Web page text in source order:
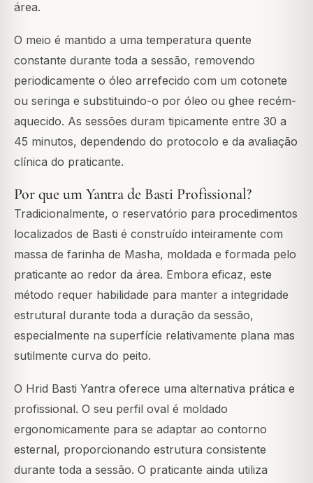
área.
O meio é mantido a uma temperatura quente
constante durante toda a sessão, removendo
periodicamente o óleo arrefecido com um cotonete
ou seringa e substituindo-o por óleo ou ghee recém-
aquecido. As sessões duram tipicamente entre 30 a
45 minutos, dependendo do protocolo e da avaliação
clínica do praticante.
Por que um Yantra de Basti Profissional?
Tradicionalmente, o reservatório para procedimentos
localizados de Basti é construído inteiramente com
massa de farinha de Masha, moldada e formada pelo
praticante ao redor da área. Embora eficaz, este
método requer habilidade para manter a integridade
estrutural durante toda a duração da sessão,
especialmente na superfície relativamente plana mas
sutilmente curva do peito.
O Hrid Basti Yantra oferece uma alternativa prática e
profissional. O seu perfil oval é moldado
ergonomicamente para se adaptar ao contorno
esternal, proporcionando estrutura consistente
durante toda a sessão. O praticante ainda utiliza